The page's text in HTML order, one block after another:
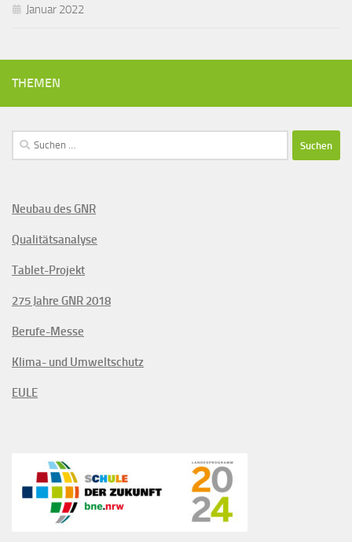
Januar 2022
THEMEN
Suchen
nach:
Neubau des GNR
Qualitätsanalyse
Tablet-Projekt
275 Jahre GNR 2018
Berufe-Messe
Klima- und Umweltschutz
EULE